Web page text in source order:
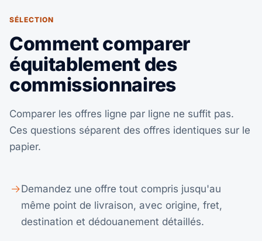
SÉLECTION
Comment comparer
équitablement des
commissionnaires
Comparer les offres ligne par ligne ne suffit pas.
Ces questions séparent des offres identiques sur le
papier.
Demandez une offre tout compris jusqu'au
même point de livraison, avec origine, fret,
destination et dédouanement détaillés.